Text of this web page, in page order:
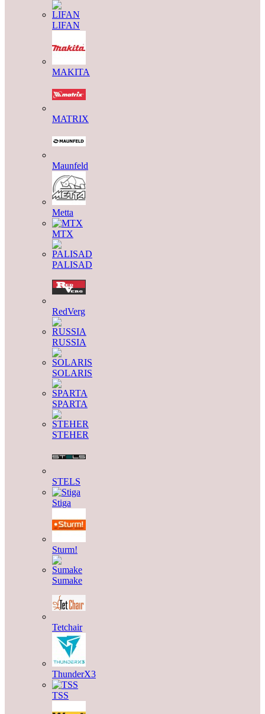
LIFAN
MAKITA
MATRIX
Maunfeld
Metta
MTX
PALISAD
RedVerg
RUSSIA
SOLARIS
SPARTA
STEHER
STELS
Stiga
Sturm!
Sumake
Tetchair
ThunderX3
TSS